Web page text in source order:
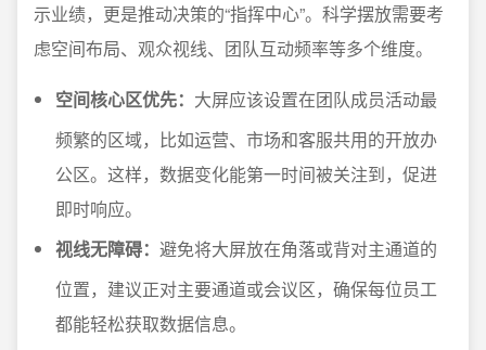
示业绩，更是推动决策的“指挥中心”。科学摆放需要考
虑空间布局、观众视线、团队互动频率等多个维度。
空间核心区优先： 大屏应该设置在团队成员活动最
频繁的区域，比如运营、市场和客服共用的开放办
公区。这样，数据变化能第一时间被关注到，促进
即时响应。
视线无障碍： 避免将大屏放在角落或背对主通道的
位置，建议正对主要通道或会议区，确保每位员工
都能轻松获取数据信息。